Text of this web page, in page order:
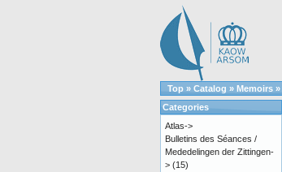
Top » Catalog » Memoirs »
Categories
Atlas->
Bulletins des Séances /
Mededelingen der Zittingen-
> (15)